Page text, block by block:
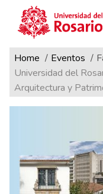
Pasar al contenido
Ruta de
Home Eventos
Universidad del
Arquitectura y